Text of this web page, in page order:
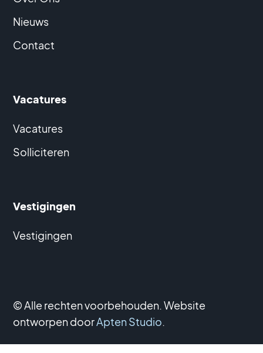
Nieuws
Contact
Vacatures
Vacatures
Solliciteren
Vestigingen
Vestigingen
© Alle rechten voorbehouden. Website
ontworpen doorApten Studio.